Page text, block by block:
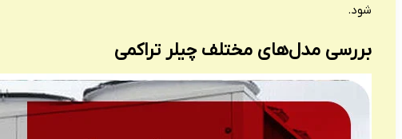
شود.
بررسی مدل‌های مختلف چیلر تراکمی